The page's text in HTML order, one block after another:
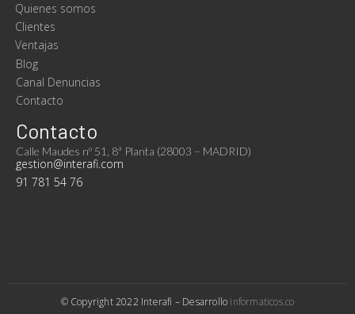
Quienes somos
Clientes
Ventajas
Blog
Canal Denuncias
Contacto
Contacto
Calle Maudes nº 51, 8ª Planta (28003 – MADRID)
gestion@interafi.com
91 781 54 76
© Copyright2022 Interafi – Desarrollo informaticos.co